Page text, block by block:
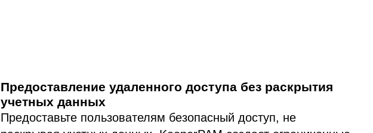
Предоставление удаленного доступа без раскрытия
учетных данных
Предоставьте пользователям безопасный доступ, не